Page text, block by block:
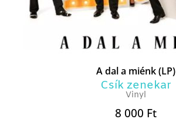
A dal a miénk (LP)
Csík zenekar
Vinyl
8 000 Ft